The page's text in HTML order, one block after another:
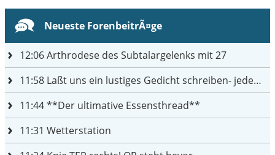
Neueste ForenbeitrÃ¤ge
12:06Arthrodese des Subtalargelenks mit 27
11:58 Laßt uns ein lustiges Gedicht schreiben- jeder einen Satz
11:44**Der ultimative Essensthread**
11:31 Wetterstation